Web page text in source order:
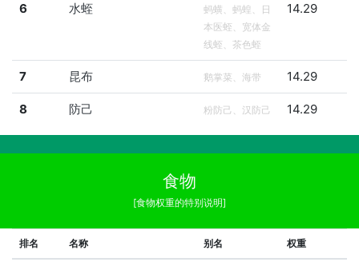
6 水蛭
蚂蟥、蚂蝗、日
本医蛭、宽体金
线蛭、茶色蛭
14.29
7 昆布 鹅掌菜、海带 14.29
8 防己 粉防己、汉防己 14.29
食物
[食物权重的特别说明]
排名 名称 别名 权重